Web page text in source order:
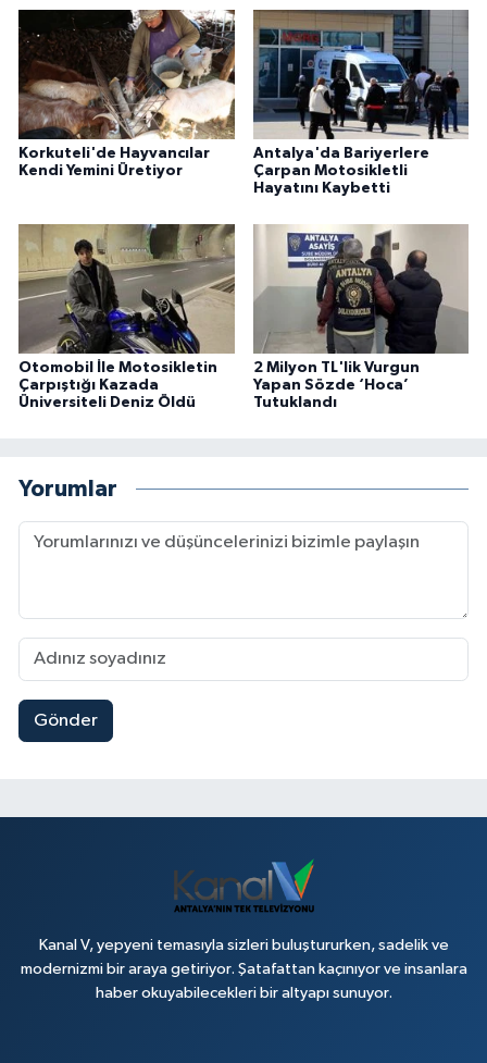
Korkuteli'de Hayvancılar
Kendi Yemini Üretiyor
Antalya'da Bariyerlere
Çarpan Motosikletli
Hayatını Kaybetti
Otomobil İle Motosikletin
Çarpıştığı Kazada
Üniversiteli Deniz Öldü
2 Milyon TL'lik Vurgun
Yapan Sözde ‘Hoca’
Tutuklandı
Yorumlar
Gönder
Kanal V, yepyeni temasıyla sizleri buluştururken, sadelik ve
modernizmi bir araya getiriyor. Şatafattan kaçınıyor ve insanlara
haber okuyabilecekleri bir altyapı sunuyor.